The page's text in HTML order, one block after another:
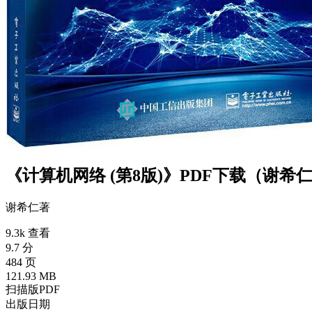
《计算机网络 (第8版)》PDF下载（谢希
谢希仁著
9.3k 查看
9.7 分
484 页
121.93 MB
扫描版PDF
出版日期